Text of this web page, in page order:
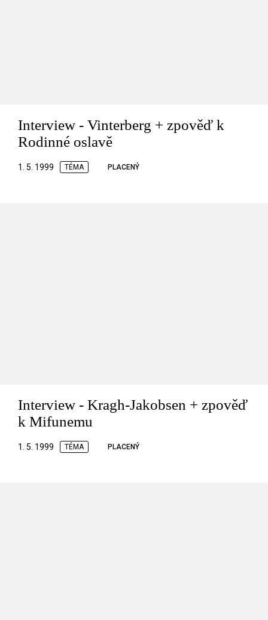
Interview - Vinterberg + zpověď k
Rodinné oslavě
1. 5. 1999 TÉMA PLACENÝ
Interview - Kragh-Jakobsen + zpověď
k Mifunemu
1. 5. 1999 TÉMA PLACENÝ